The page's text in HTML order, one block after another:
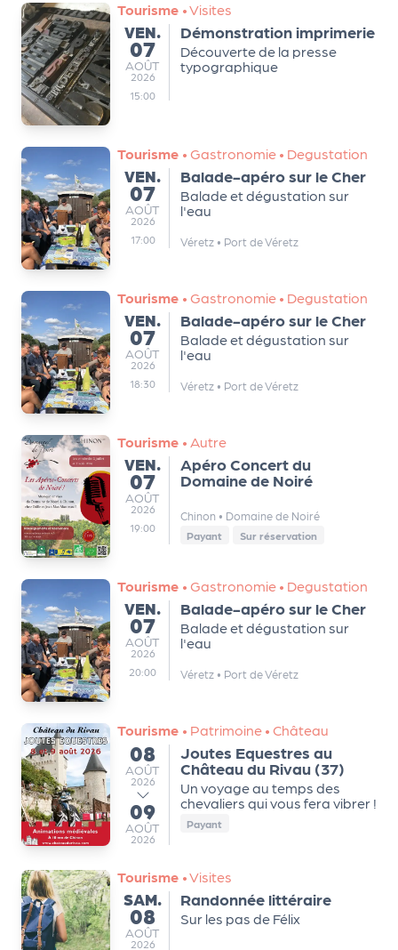
Tourisme •Visites
VENDREDI
VEN.
07
AOÛT
AOÛT
2026
15:00
Démonstration imprimerie
Découverte de la presse
typographique
Tourisme • Gastronomie • Degustation
VENDREDI
VEN.
07
AOÛT
AOÛT
2026
17:00
Balade-apéro sur le Cher
Balade et dégustation sur
l'eau
Véretz • Port de Véretz
Tourisme • Gastronomie • Degustation
VENDREDI
VEN.
07
AOÛT
AOÛT
2026
18:30
Balade-apéro sur le Cher
Balade et dégustation sur
l'eau
Véretz • Port de Véretz
Tourisme • Autre
VENDREDI
VEN.
07
AOÛT
AOÛT
2026
19:00
Apéro Concert du
Domaine de Noiré
Chinon • Domaine de Noiré
Payant Sur réservation
Tourisme • Gastronomie • Degustation
VENDREDI
VEN.
07
AOÛT
AOÛT
2026
20:00
Balade-apéro sur le Cher
Balade et dégustation sur
l'eau
Véretz • Port de Véretz
Tourisme • Patrimoine • Château
du
08
AOÛT
AOÛT
2026
au
09
AOÛT
AOÛT
2026
Joutes Equestres au
Château du Rivau (37)
Un voyage au temps des
chevaliers qui vous fera vibrer !
Payant
Tourisme •Visites
SAMEDI
SAM.
08
AOÛT
AOÛT
2026
Randonnée littéraire
Sur les pas de Félix